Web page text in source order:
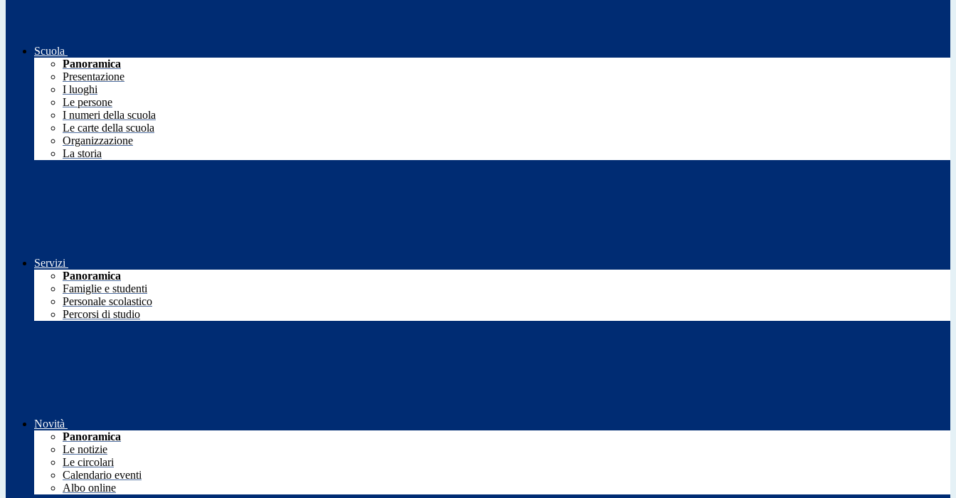
Scuola
Panoramica
Presentazione
I luoghi
Le persone
I numeri della scuola
Le carte della scuola
Organizzazione
La storia
Servizi
Panoramica
Famiglie e studenti
Personale scolastico
Percorsi di studio
Novità
Panoramica
Le notizie
Le circolari
Calendario eventi
Albo online